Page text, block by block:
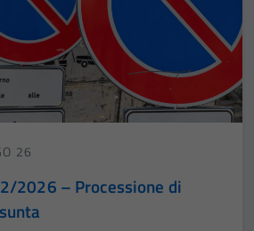
26
2026 – Processione di